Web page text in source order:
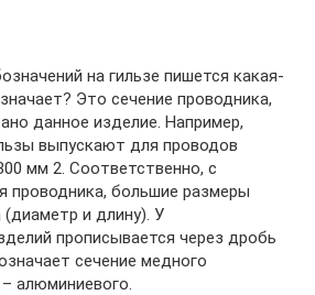
на гильзе пишется какая-
Это сечение проводника,
данное изделие. Например,
выпускают для проводов
мм 2. Соответственно, с
проводника, большие размеры
(диаметр и длину). У
прописывается через дробь
сечение медного
алюминиевого.